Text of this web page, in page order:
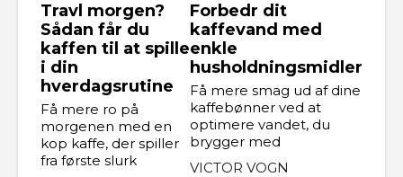
Travl morgen?
Sådan får du
kaffen til at spille
i din
hverdagsrutine
Få mere ro på
morgenen med en
kop kaffe, der spiller
fra første slurk
Forbedr dit
kaffevand med
enkle
husholdningsmidler
Få mere smag ud af dine
kaffebønner ved at
optimere vandet, du
brygger med
VICTOR VOGN